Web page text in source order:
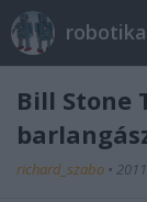
robotika
Bill Stone
richard_szabo •